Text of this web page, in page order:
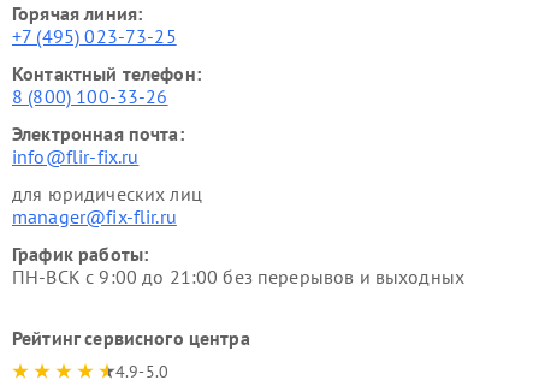
Горячая линия:
+7 (495) 023-73-25
Контактный телефон:
8 (800) 100-33-26
Электронная почта:
info@flir-fix.ru
для юридических лиц
manager@fix-flir.ru
График работы:
ПН-ВСК с 9:00 до 21:00 без перерывов и выходных
Рейтинг сервисного центра
4.9-5.0